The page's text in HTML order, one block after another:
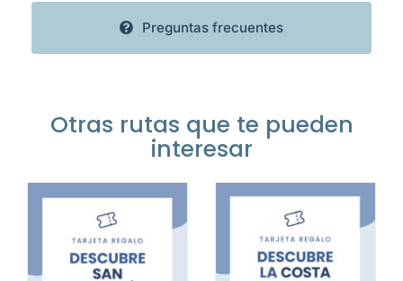
Preguntas frecuentes
Otras rutas que te pueden
interesar